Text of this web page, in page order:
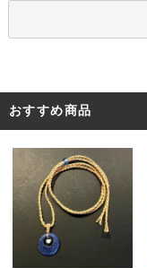
おすすめ商品